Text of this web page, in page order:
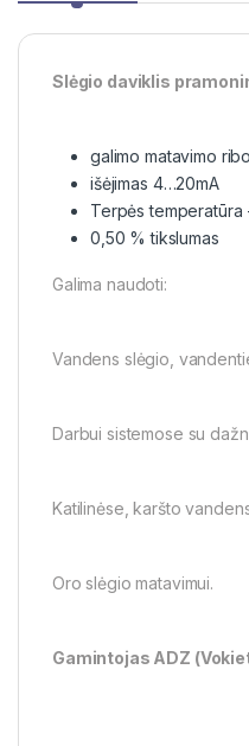
Slėgio daviklis
galimo matavimo
išėjimas 4…20mA
Terpės temperatūra
0,50 % tikslumas
Galima naudoti:
Vandens slėgio,
Darbui sistemose su
Katilinėse, karšto
Oro slėgio matavimui.
Gamintojas ADZ